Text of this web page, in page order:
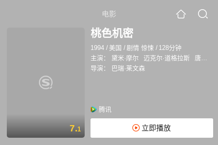
电影
7.1
桃色机密
1994 / 美国 /剧情 惊悚 / 128分钟
主演：
黛米·摩尔 迈克尔·道格拉斯
唐纳德·萨瑟兰
导演：
巴瑞·莱文森
腾讯
立即播放